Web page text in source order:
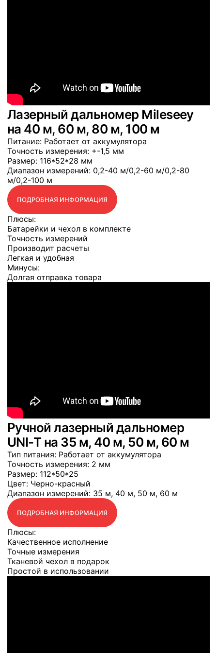
Лазерный дальномер Mileseey
на 40 м, 60 м, 80 м, 100 м
Питание: Работает от аккумулятора
Точность измерения: +-1,5 мм
Размер: 116*52*28 мм
Диапазон измерений: 0,2-40 м/0,2-60 м/0,2-80
м/0,2-100 м
ПОДРОБНАЯ ИНФОРМАЦИЯ
Плюсы:
Батарейки и чехол в комплекте
Точность измерений
Производит расчеты
Легкая и удобная
Минусы:
Долгая отправка товара
Ручной лазерный дальномер
UNI-T на 35 м, 40 м, 50 м, 60 м
Тип питания: Работает от аккумулятора
Точность измерения: 2 мм
Размер: 112*50*25
Цвет: Черно-красный
Диапазон измерений: 35 м, 40 м, 50 м, 60 м
ПОДРОБНАЯ ИНФОРМАЦИЯ
Плюсы:
Качественное исполнение
Точные измерения
Тканевой чехол в подарок
Простой в использовании